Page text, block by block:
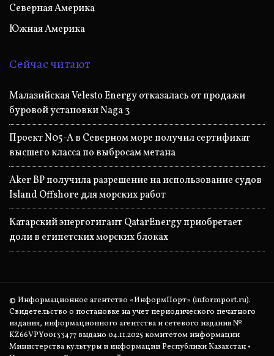
Северная Америка
Южная Америка
Сейчас читают
Малазийская Velesto Energy отказалась от продажи
буровой установки Naga 3
Проект N05-A в Северном море получил сертификат
высшего класса по выбросам метана
Aker BP получила разрешение на использование судов
Island Offshore для морских работ
Катарский энергогигант QatarEnergy приобретает
доли в египетских морских блоках
© Информационное агентство «ИнформПорт» (informport.ru).
Свидетельство о постановке на учет периодического печатного
издания, информационного агентства и сетевого издания №
KZ66VPY00133477 выдано 04.11.2025 комитетом информации
Министерства культуры и информации Республики Казахстан •